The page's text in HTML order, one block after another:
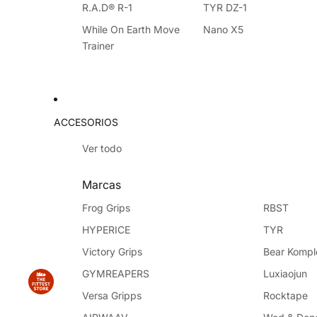
R.A.D® R-1
While On Earth Move
Trainer
TYR DZ-1
Nano X5
ACCESORIOS
Ver todo
Marcas
Frog Grips
HYPERICE
Victory Grips
GYMREAPERS
Versa Gripps
RBST
TYR
Bear
Luxiaojun
Rocktape